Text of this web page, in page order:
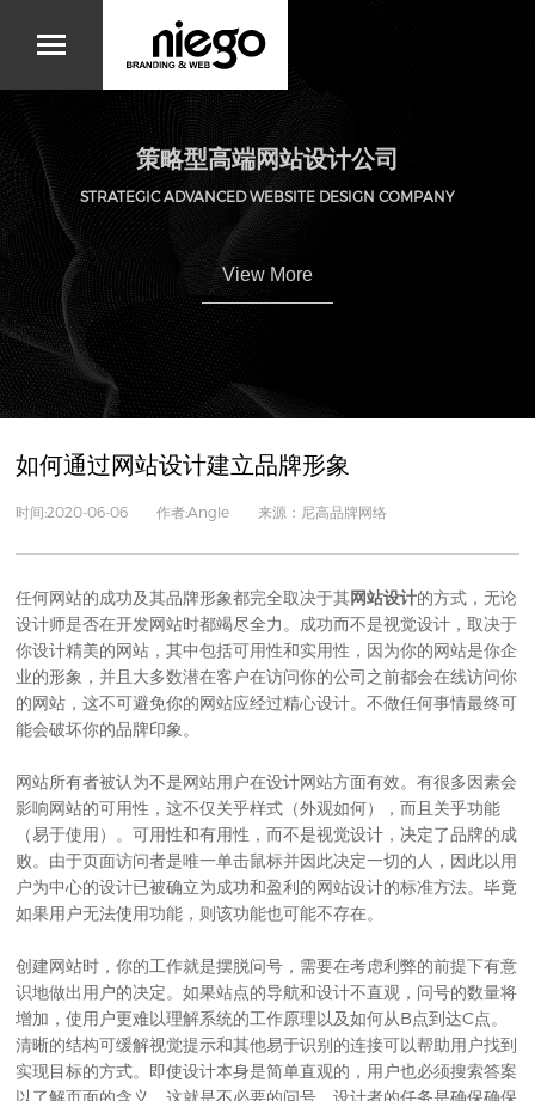
策略型高端网站设计公司
STRATEGIC ADVANCED WEBSITE DESIGN COMPANY
View More
如何通过网站设计建立品牌形象
时间:2020-06-06 作者:Angle 来源：尼高品牌网络
任何网站的成功及其品牌形象都完全取决于其网站设计的方式，无论
设计师是否在开发网站时都竭尽全力。成功而不是视觉设计，取决于
你设计精美的网站，其中包括可用性和实用性，因为你的网站是你企
业的形象，并且大多数潜在客户在访问你的公司之前都会在线访问你
的网站，这不可避免你的网站应经过精心设计。不做任何事情最终可
能会破坏你的品牌印象。
网站所有者被认为不是网站用户在设计网站方面有效。有很多因素会
影响网站的可用性，这不仅关乎样式（外观如何），而且关乎功能
（易于使用）。可用性和有用性，而不是视觉设计，决定了品牌的成
败。由于页面访问者是唯一单击鼠标并因此决定一切的人，因此以用
户为中心的设计已被确立为成功和盈利的网站设计的标准方法。毕竟
如果用户无法使用功能，则该功能也可能不存在。
创建网站时，你的工作就是摆脱问号，需要在考虑利弊的前提下有意
识地做出用户的决定。如果站点的导航和设计不直观，问号的数量将
增加，使用户更难以理解系统的工作原理以及如何从B点到达C点。
清晰的结构可缓解视觉提示和其他易于识别的连接可以帮助用户找到
实现目标的方式。即使设计本身是简单直观的，用户也必须搜索答案
以了解页面的含义。这就是不必要的问号。设计者的任务是确保确保